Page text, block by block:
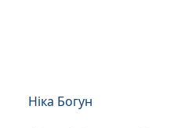
Ніка Богун